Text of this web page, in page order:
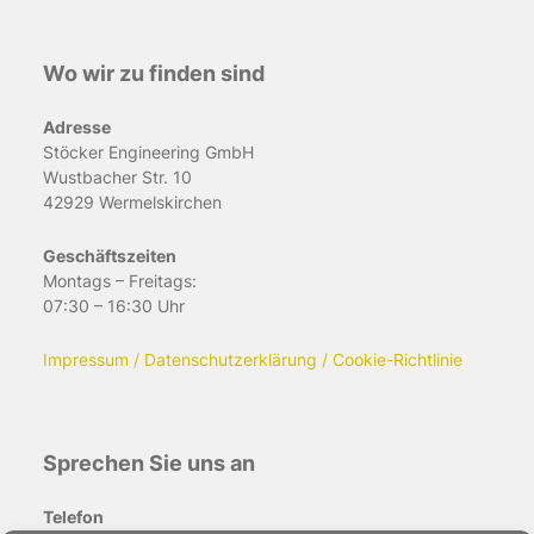
Wo wir zu finden sind
Adresse
Stöcker Engineering GmbH
Wustbacher Str. 10
42929 Wermelskirchen
Geschäftszeiten
Montags – Freitags:
07:30 – 16:30 Uhr
Impressum / Datenschutzerklärung / Cookie-Richtlinie
Sprechen Sie uns an
Telefon